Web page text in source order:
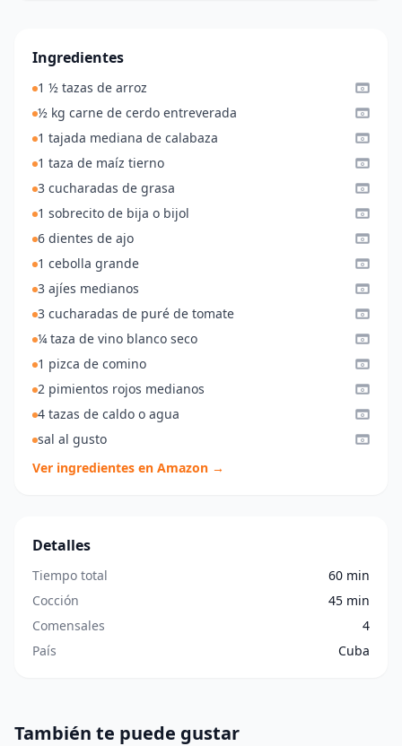
Ingredientes
1 ½ tazas de arroz
½ kg carne de cerdo entreverada
1 tajada mediana de calabaza
1 taza de maíz tierno
3 cucharadas de grasa
1 sobrecito de bija o bijol
6 dientes de ajo
1 cebolla grande
3 ajíes medianos
3 cucharadas de puré de tomate
¼ taza de vino blanco seco
1 pizca de comino
2 pimientos rojos medianos
4 tazas de caldo o agua
sal al gusto
Ver ingredientes en Amazon →
Detalles
Tiempo total
60 min
Cocción
45 min
Comensales
4
País
Cuba
También te puede gustar